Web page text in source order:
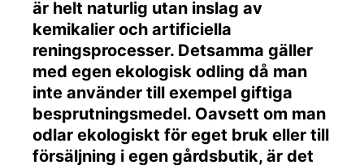
är helt naturlig utan inslag av
kemikalier och artificiella
reningsprocesser. Detsamma gäller
med egen ekologisk odling då man
inte använder till exempel giftiga
besprutningsmedel. Oavsett om man
odlar ekologiskt för eget bruk eller till
försäljning i egen gårdsbutik, är det